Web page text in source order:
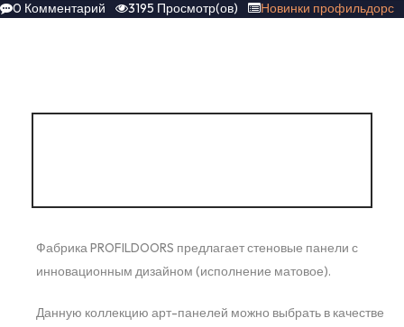
0 Комментарий 3195 Просмотр(ов) Новинки профильдорс
Фабрика PROFILDOORS предлагает стеновые панели с
инновационным дизайном (исполнение матовое).
Данную коллекцию арт-панелей можно выбрать в качестве